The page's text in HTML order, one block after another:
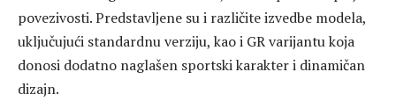
povezivosti. Predstavljene su i različite izvedbe modela,
uključujući standardnu verziju, kao i GR varijantu koja
donosi dodatno naglašen sportski karakter i dinamičan
dizajn.